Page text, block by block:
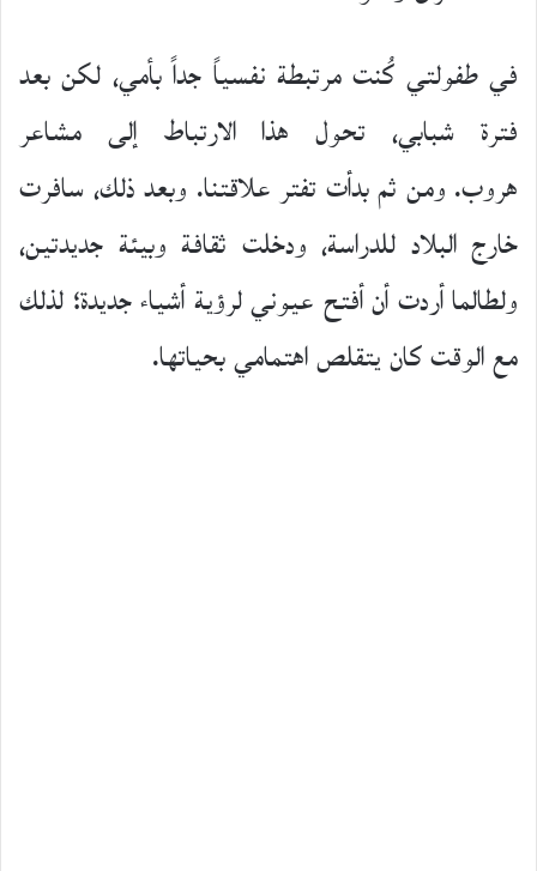
في طفولتي كُنت مرتبطة نفسياً جداً بأمي، لكن بعد
فترة شبابي، تحول هذا الارتباط إلى مشاعر
هروب. ومن ثم بدأت تفتر علاقتنا. وبعد ذلك، سافرت
خارج البلاد للدراسة، ودخلت ثقافة وبيئة جديدتين،
ولطالما أردت أن أفتح عيوني لرؤية أشياء جديدة؛ لذلك
مع الوقت كان يتقلص اهتمامي بحياتها.